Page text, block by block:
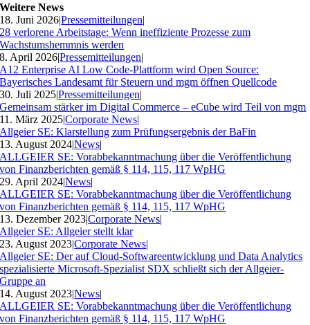
Weitere News
18. Juni 2026|Pressemitteilungen|
28 verlorene Arbeitstage: Wenn ineffiziente Prozesse zum
Wachstumshemmnis werden
8. April 2026|Pressemitteilungen|
A12 Enterprise AI Low Code-Plattform wird Open Source:
Bayerisches Landesamt für Steuern und mgm öffnen Quellcode
30. Juli 2025|Pressemitteilungen|
Gemeinsam stärker im Digital Commerce – eCube wird Teil von mgm
11. März 2025|Corporate News|
Allgeier SE: Klarstellung zum Prüfungsergebnis der BaFin
13. August 2024|News|
ALLGEIER SE: Vorabbekanntmachung über die Veröffentlichung
von Finanzberichten gemäß § 114, 115, 117 WpHG
29. April 2024|News|
ALLGEIER SE: Vorabbekanntmachung über die Veröffentlichung
von Finanzberichten gemäß § 114, 115, 117 WpHG
13. Dezember 2023|Corporate News|
Allgeier SE: Allgeier stellt klar
23. August 2023|Corporate News|
Allgeier SE: Der auf Cloud-Softwareentwicklung und Data Analytics
spezialisierte Microsoft-Spezialist SDX schließt sich der Allgeier-
Gruppe an
14. August 2023|News|
ALLGEIER SE: Vorabbekanntmachung über die Veröffentlichung
von Finanzberichten gemäß § 114, 115, 117 WpHG